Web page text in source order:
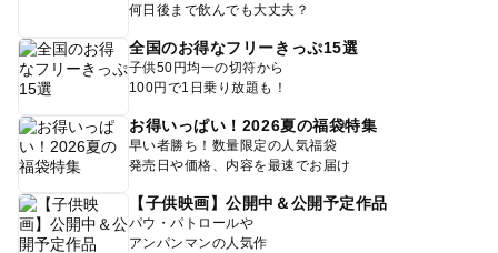
何日後まで飲んでも大丈夫？
全国のお得なフリーきっぷ15選
子供50円均一の切符から
100円で1日乗り放題も！
お得いっぱい！2026夏の福袋特集
早い者勝ち！数量限定の人気福袋
発売日や価格、内容を最速でお届け
【子供映画】公開中＆公開予定作品
パウ・パトロールや
アンパンマンの人気作